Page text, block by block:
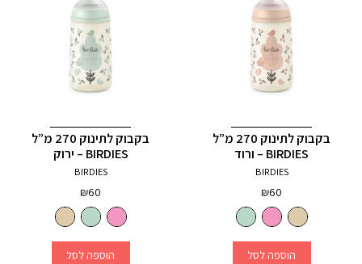
בקבוק לתינוק 270 מ”ל
BIRDIES – ורוד
BIRDIES
₪60
הוספה לסל
בקבוק לתינוק 270 מ”ל
BIRDIES – ירוק
BIRDIES
₪60
הוספה לסל